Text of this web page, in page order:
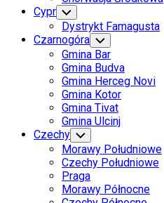
Cypr Toggle
Child
Menu
Dystrykt Famagusta
Current
Page
Parent
Czarnogóra Toggle
Child
Menu
Current
Page
Parent
Gmina Bar
Gmina Budva
Gmina Herceg Novi
Gmina Kotor
Gmina Tivat
Gmina Ulcinj
Czechy Toggle
Child
Menu
Morawy Południowe
Czechy Południowe
Praga
Morawy Północne